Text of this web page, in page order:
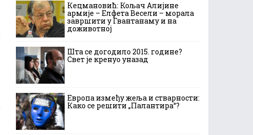
Кецмановић: Кољач Алијине
армије – Елфета Весели – морала
завршити у Гвантанаму и на
доживотној
Шта се догодило 2015. године?
Свет је кренуо уназад
Европа између жеља и стварности:
Како се решити „Палантира“?